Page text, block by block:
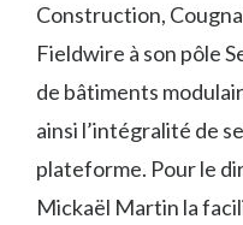
Construction,
Fieldwire à son pôle
de bâtiments
ainsi l’intégralité de
plateforme. Pour le
Mickaël Martin la